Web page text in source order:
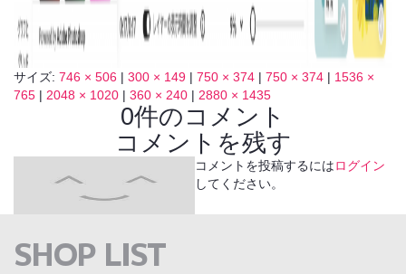
サイズ: 746 × 506 | 300 × 149 | 750 × 374 | 750 × 374 | 1536 ×
765 | 2048 × 1020 | 360 × 240 | 2880 × 1435
0件のコメント
コメントを残す
コメントを投稿するにはログイン
してください。
SHOP LIST